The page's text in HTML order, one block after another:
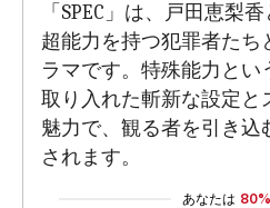
「SPEC」は、戸田恵梨
超能力を持つ犯罪者たち
ラマです。特殊能力とい
取り入れた斬新な設定と
魅力で、観る者を引き込
されます。
あなたは 80%